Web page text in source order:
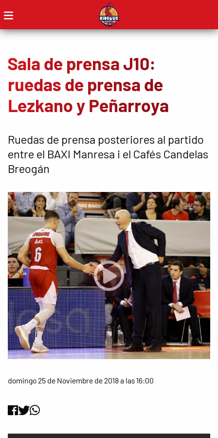
Sala de prensa J10:
ruedas de prensa de
Lezkano y Peñarroya
Ruedas de prensa posteriores al partido
entre el BAXI Manresa i el Cafés Candelas
Breogán
domingo 25 de Noviembre de 2018 a las 16:00